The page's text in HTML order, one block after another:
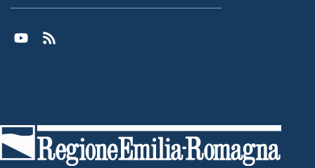
Youtube
RSS